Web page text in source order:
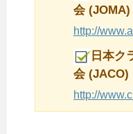
会 (JOMA)
http://
日本ク
会 (JACO)
http://